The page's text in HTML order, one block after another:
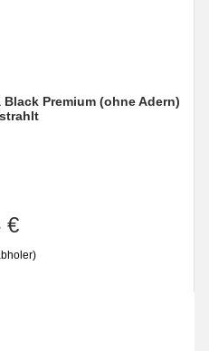
Premium (ohne Adern)
€